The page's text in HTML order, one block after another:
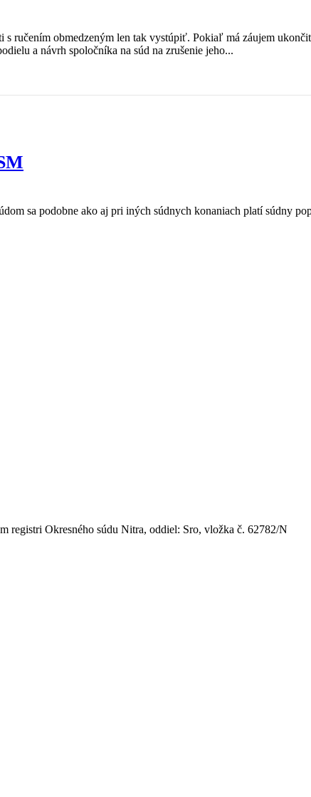
s ručením obmedzeným len tak vystúpiť. Pokiaľ má záujem
a návrh spoločníka na súd na zrušenie jeho...
sa podobne ako aj pri iných súdnych konaniach platí súdny
registri Okresného súdu Nitra, oddiel: Sro, vložka č. 62782/N